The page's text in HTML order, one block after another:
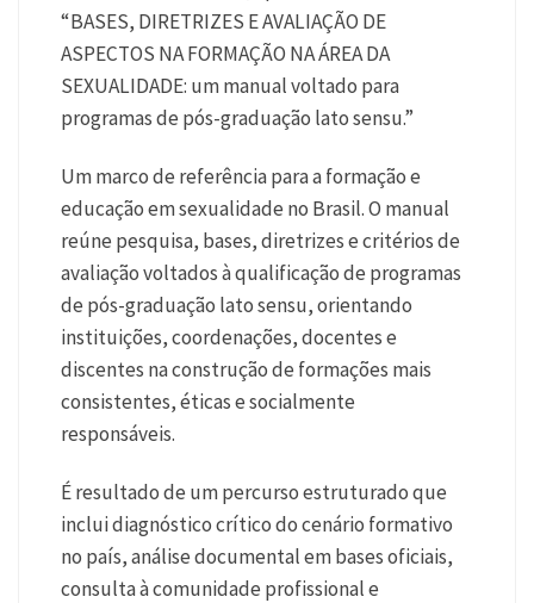
“BASES, DIRETRIZES E AVALIAÇÃO DE
ASPECTOS NA FORMAÇÃO NA ÁREA DA
SEXUALIDADE: um manual voltado para
programas de pós-graduação lato sensu.”
Um marco de referência para a formação e
educação em sexualidade no Brasil. O manual
reúne pesquisa, bases, diretrizes e critérios de
avaliação voltados à qualificação de programas
de pós-graduação lato sensu, orientando
instituições, coordenações, docentes e
discentes na construção de formações mais
consistentes, éticas e socialmente
responsáveis.
É resultado de um percurso estruturado que
inclui diagnóstico crítico do cenário formativo
no país, análise documental em bases oficiais,
consulta à comunidade profissional e